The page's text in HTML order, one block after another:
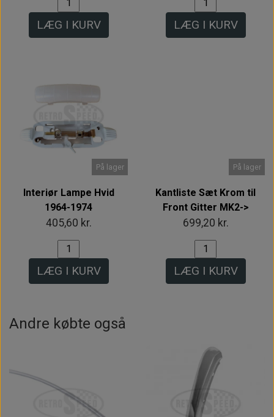
LÆG I KURV LÆG I KURV
På lager
Interiør Lampe Hvid
1964-1974
405,60 kr.
LÆG I KURV
På lager
Kantliste Sæt Krom til
Front Gitter MK2->
699,20 kr.
LÆG I KURV
Andre købte også